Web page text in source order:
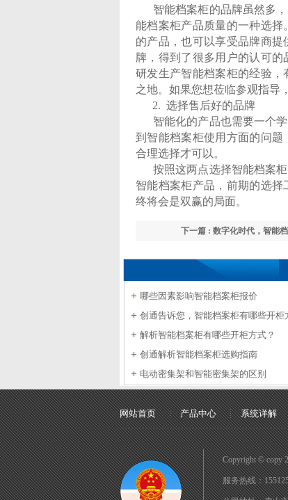
智能档案柜的品牌虽然多，
能档案柜产品质量的一种选
的产品，也可以享受品牌商
牌，得到了很多用户的认可
研发生产智能档案柜的经验
之地。如果您想莅临参观指导
2. 选择售后好的品牌
智能化的产品也需要一个学
到智能档案柜使用方面的问题
合理选择才可以。
按照这两点选择智能档案柜
智能档案柜产品，前期的选
终将会是双赢的局面。
下一篇 : 数字化时代，智能
哪些因素影响智能档案柜报价
创通告诉您，智能档案柜有哪些开柜
解析智能档案柜有哪些开柜方式？
创通解析智能档案柜选购指南
电动密集架和智能密集架的区别
网站首页 产品中心 系统详解
Copyright © copy
服务热线：